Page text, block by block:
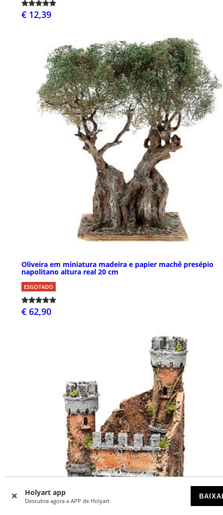
Holyart app
Descubra agora a APP de Holyart
€ 12,39
Oliveira em miniatura madeira e papier machê presépio
napolitano altura real 20 cm
ESGOTADO
€ 62,90